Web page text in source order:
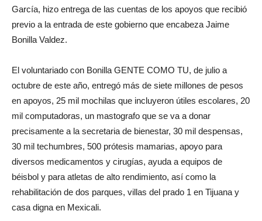
García, hizo entrega de las cuentas de los apoyos que recibió
previo a la entrada de este gobierno que encabeza Jaime
Bonilla Valdez.
El voluntariado con Bonilla GENTE COMO TU, de julio a
octubre de este año, entregó más de siete millones de pesos
en apoyos, 25 mil mochilas que incluyeron útiles escolares, 20
mil computadoras, un mastografo que se va a donar
precisamente a la secretaria de bienestar, 30 mil despensas,
30 mil techumbres, 500 prótesis mamarias, apoyo para
diversos medicamentos y cirugías, ayuda a equipos de
béisbol y para atletas de alto rendimiento, así como la
rehabilitación de dos parques, villas del prado 1 en Tijuana y
casa digna en Mexicali.